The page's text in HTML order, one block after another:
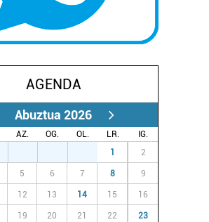
AGENDA
Abuztua 2026
AZ. OG. OL. LR.
IG.
1 2
5 6 7 8 9
12 13 14 15 16
19 20 21 22 23